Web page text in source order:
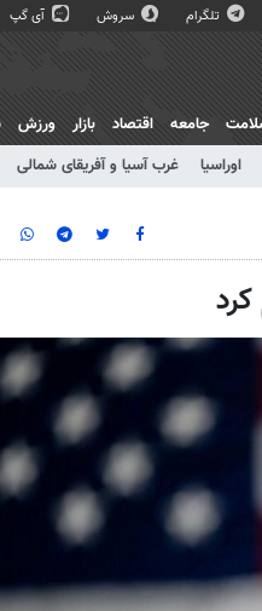
تلگرام سروش آی گپ
جامعه اقتصاد بازار ورزش
اوراسیا غرب آسیا و آفریقای شمالی